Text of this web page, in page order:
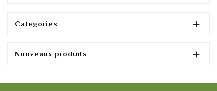
Categories 
Nouveaux produits 